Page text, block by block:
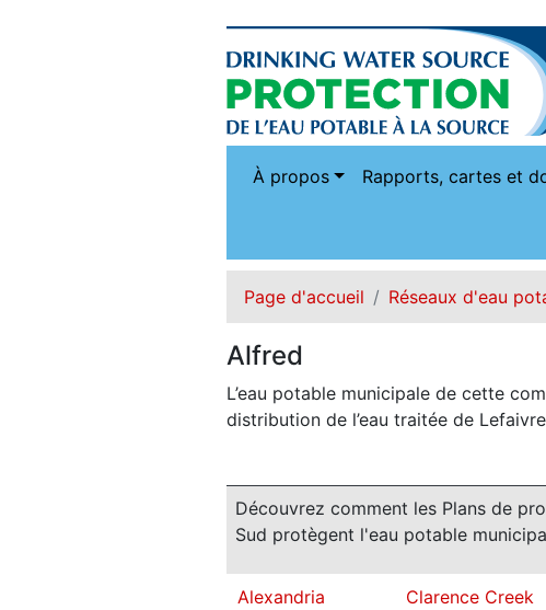
À propos Rapports, cartes et
Page d'accueil Réseaux d'eau
Alfred
L’eau potable municipale de cette
distribution de l’eau traitée de
Découvrez comment les Plans de
Sud protègent l'eau potable
Alexandria
Clarence Creek